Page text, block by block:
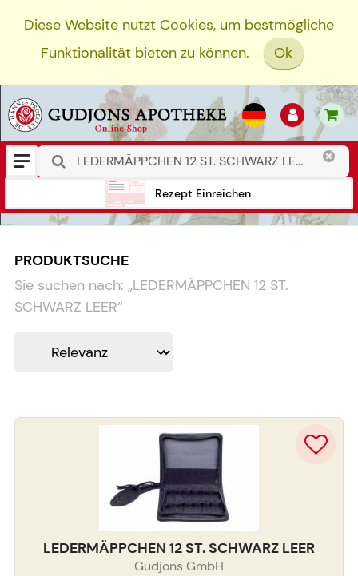
Diese Website nutzt Cookies, um bestmögliche
Funktionalität bieten zu können.
Ok
Rezept Einreichen
PRODUKTSUCHE
Sie suchen nach: „LEDERMÄPPCHEN 12 ST.
SCHWARZ LEER“
LEDERMÄPPCHEN 12 ST. SCHWARZ LEER
Gudjons GmbH